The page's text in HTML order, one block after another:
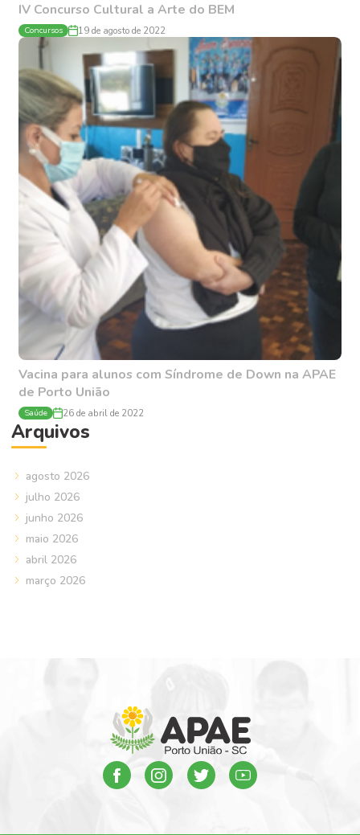
IV Concurso Cultural a Arte do BEM
Concursos 19 de agosto de 2022
Vacina para alunos com Síndrome de Down na APAE
de Porto União
Saúde 26 de abril de 2022
Arquivos
agosto 2026
julho 2026
junho 2026
maio 2026
abril 2026
março 2026